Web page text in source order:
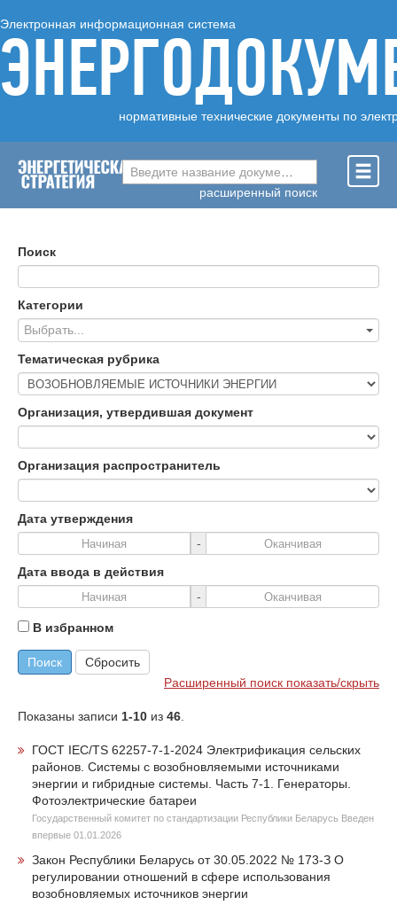
Электронная информационная система
нормативные технические документы по
Введите название документа ...
расширенный поиск
Поиск
Категории
Выбрать...
Тематическая рубрика
Организация, утвердившая документ
Организация распространитель
Дата утверждения
-
Дата ввода в действия
-
В избранном
Поиск Сбросить
Расширенный поиск показать/скрыть
Показаны записи 1-10 из 46.
ГОСТ IEC/TS 62257-7-1-2024 Электрификация сельских
районов. Системы с возобновляемыми источниками
энергии и гибридные системы. Часть 7-1. Генераторы.
Фотоэлектрические батареи
Государственный комитет по стандартизации Республики Беларусь Введен
впервые 01.01.2026
Закон Республики Беларусь от 30.05.2022 № 173-З О
регулировании отношений в сфере использования
возобновляемых источников энергии